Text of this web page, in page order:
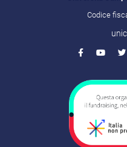
Codice